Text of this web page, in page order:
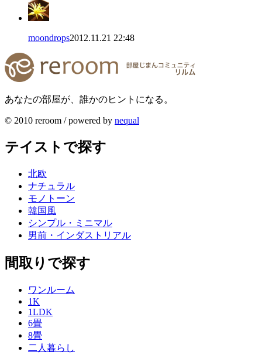
moondrops2012.11.21 22:48
あなたの部屋が、誰かのヒントになる。
© 2010 reroom / powered by nequal
テイストで探す
北欧
ナチュラル
モノトーン
韓国風
シンプル・ミニマル
男前・インダストリアル
間取りで探す
ワンルーム
1K
1LDK
6畳
8畳
二人暮らし